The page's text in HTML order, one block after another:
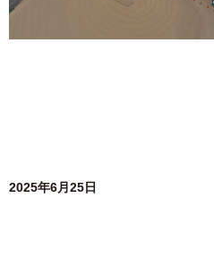
2025年6月25日